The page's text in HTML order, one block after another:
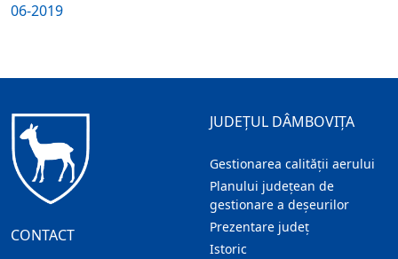
06-2019
CONTACT
JUDEȚUL DÂMBOVIȚA
Gestionarea calității aerului
Planului județean de
gestionare a deșeurilor
Prezentare judeţ
Istoric